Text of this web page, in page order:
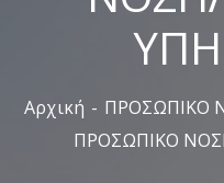
Αρχική
ΠΡΟΣΩΠΙΚΟ
ΠΡΟΣΩΠΙΚΟ